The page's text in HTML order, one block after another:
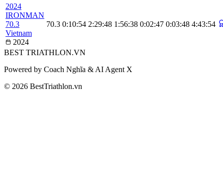
2024
IRONMAN
70.3
Vietnam
2024
70.3 0:10:54 2:29:48 1:56:38 0:02:47 0:03:48 4:43:54
BEST TRIATHLON.VN
Powered by Coach Nghĩa & AI Agent X
© 2026 BestTriathlon.vn